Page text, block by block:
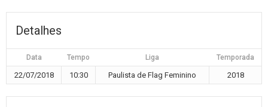
Detalhes
Data Tempo Liga Temporada
22/07/2018 10:30 Paulista de Flag Feminino 2018